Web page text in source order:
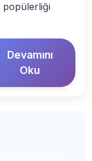
popülerliği
Devamını
Oku